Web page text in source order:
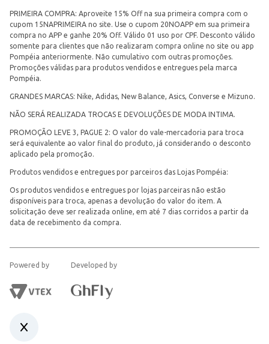
PRIMEIRA COMPRA: Aproveite 15% Off na sua primeira compra com o
cupom 15NAPRIMEIRA no site. Use o cupom 20NOAPP em sua primeira
compra no APP e ganhe 20% Off. Válido 01 uso por CPF. Desconto válido
somente para clientes que não realizaram compra online no site ou app
Pompéia anteriormente. Não cumulativo com outras promoções.
Promoções válidas para produtos vendidos e entregues pela marca
Pompéia.
GRANDES MARCAS: Nike, Adidas, New Balance, Asics, Converse e Mizuno.
NÃO SERÁ REALIZADA TROCAS E DEVOLUÇÕES DE MODA INTIMA.
PROMOÇÃO LEVE 3, PAGUE 2: O valor do vale-mercadoria para troca
será equivalente ao valor final do produto, já considerando o desconto
aplicado pela promoção.
Produtos vendidos e entregues por parceiros das Lojas Pompéia:
Os produtos vendidos e entregues por lojas parceiras não estão
disponíveis para troca, apenas a devolução do valor do item. A
solicitação deve ser realizada online, em até 7 dias corridos a partir da
data de recebimento da compra.
Powered by Developed by